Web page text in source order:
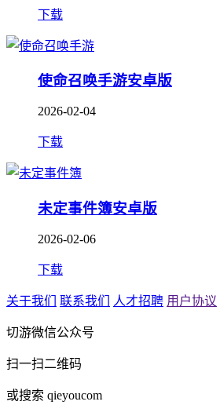
下载
使命召唤手游安卓版
2026-02-04
下载
未定事件簿安卓版
2026-02-06
下载
关于我们 联系我们 人才招聘 用户协议
切游微信公众号
扫一扫二维码
或搜索 qieyoucom